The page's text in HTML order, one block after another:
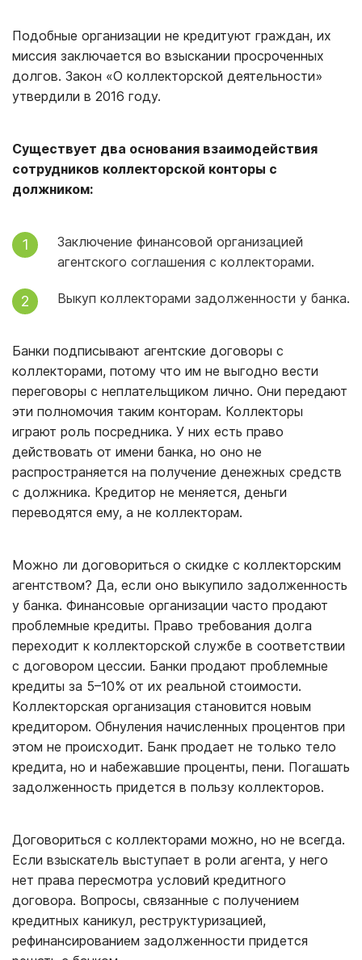
Подобные организации не кредитуют граждан, их
миссия заключается во взыскании просроченных
долгов. Закон «О коллекторской деятельности»
утвердили в 2016 году.
Существует два основания взаимодействия
сотрудников коллекторской конторы с
должником:
Заключение финансовой организацией
агентского соглашения с коллекторами.
Выкуп коллекторами задолженности у банка.
Банки подписывают агентские договоры с
коллекторами, потому что им не выгодно вести
переговоры с неплательщиком лично. Они передают
эти полномочия таким конторам. Коллекторы
играют роль посредника. У них есть право
действовать от имени банка, но оно не
распространяется на получение денежных средств
с должника. Кредитор не меняется, деньги
переводятся ему, а не коллекторам.
Можно ли договориться о скидке с коллекторским
агентством? Да, если оно выкупило задолженность
у банка. Финансовые организации часто продают
проблемные кредиты. Право требования долга
переходит к коллекторской службе в соответствии
с договором цессии. Банки продают проблемные
кредиты за 5–10% от их реальной стоимости.
Коллекторская организация становится новым
кредитором. Обнуления начисленных процентов при
этом не происходит. Банк продает не только тело
кредита, но и набежавшие проценты, пени. Погашать
задолженность придется в пользу коллекторов.
Договориться с коллекторами можно, но не всегда.
Если взыскатель выступает в роли агента, у него
нет права пересмотра условий кредитного
договора. Вопросы, связанные с получением
кредитных каникул, реструктуризацией,
рефинансированием задолженности придется